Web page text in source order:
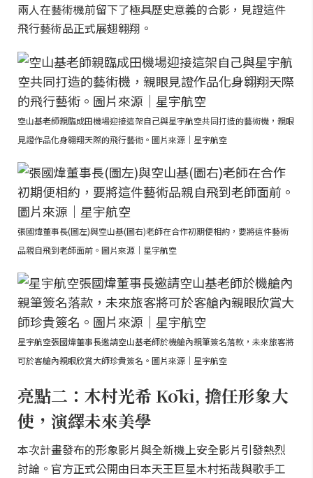
兩人在藝術機前留下了極具歷史意義的合影，見證這件
飛行藝術品正式展翅翱翔。
空山基老師親臨成田機場迎接這架自己與星宇航空共同打造的藝術機，親眼
見證作品化身翱翔天際的飛行藝術。圖片來源｜星宇航空
張國煒董事長(圖左)與空山基(圖右)老師在合作初期便相約，要將這件藝術
品親自飛到老師面前。圖片來源｜星宇航空
星宇航空張國煒董事長邀請空山基老師於機艙內親筆簽名落款，未來旅客將
可於客艙內親眼欣賞大師珍貴簽名。圖片來源｜星宇航空
亮點二：木村光希 Kōki, 擔任形象大
使，演繹未來美學
本次計畫發布的形象影片與全新機上安全影片引發熱烈
討論。官方正式公開由日本天王巨星木村拓哉與歌手工